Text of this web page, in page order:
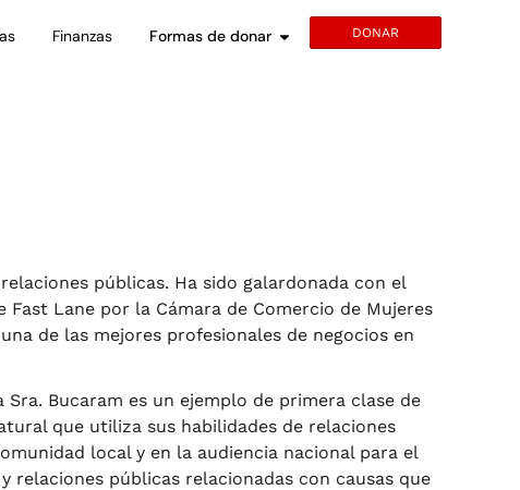
Finanzas Formas de donar DONAR
públicas. Ha sido galardonada con el
Fast Lane por la Cámara de Comercio de Mujeres
de las mejores profesionales de negocios en
Bucaram es un ejemplo de primera clase de
que utiliza sus habilidades de relaciones
local y en la audiencia nacional para el
relaciones públicas relacionadas con causas que